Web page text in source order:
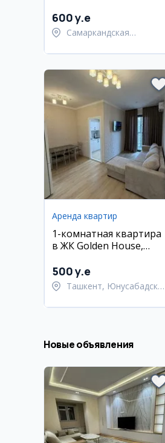
600 y.e
Самаркандская
Самаркандский район
Аренда квартир
1-комнатная квартира
в ЖК Golden House,
500 y.e
Ташкент, Юнусабадский
Новые объявления